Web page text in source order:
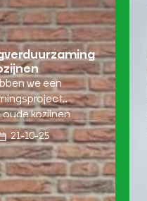
we een
kozijnen
veel warmte
woning voorzien
kozijnen met
waardoor het
en
21-10-25